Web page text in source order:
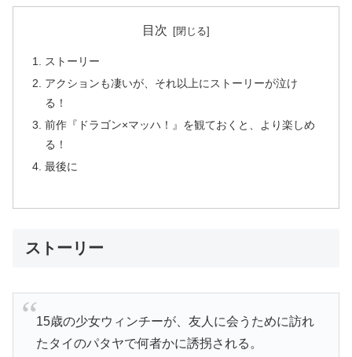
目次
ストーリー
アクションも凄いが、それ以上にストーリーが泣け
る！
前作『ドラゴン×マッハ！』を観ておくと、より楽しめ
る！
最後に
ストーリー
15歳の少女ウィンチーが、友人に会うために訪れ
たタイのパタヤで何者かに誘拐される。